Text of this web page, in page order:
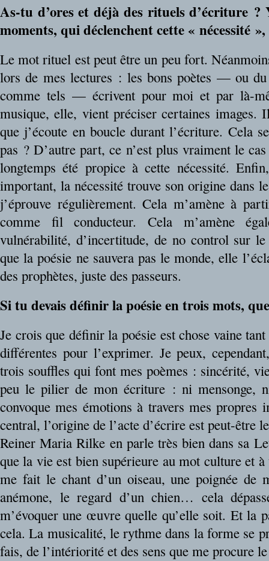
As-tu d’ores et déjà des rituels d’écriture ?
moments, qui déclenchent cette « nécessité
Le mot rituel est peut être un peu fort.
lors de mes lectures : les bons poètes — ou
comme tels — écrivent pour moi et par là-
musique, elle, vient préciser certaines images.
que j’écoute en boucle durant l’écriture. Cela
pas ? D’autre part, ce n’est plus vraiment le
longtemps été propice à cette nécessité.
important, la nécessité trouve son origine dans
j’éprouve régulièrement. Cela m’amène à
comme fil conducteur. Cela m’amène
vulnérabilité, d’incertitude, de no control sur
que la poésie ne sauvera pas le monde, elle
des prophètes, juste des passeurs.
Si tu devais définir la poésie en trois mots,
Je crois que définir la poésie est chose vaine
différentes pour l’exprimer. Je peux,
trois souffles qui font mes poèmes : sincérité,
peu le pilier de mon écriture : ni mensonge,
convoque mes émotions à travers mes propres
central, l’origine de l’acte d’écrire est peut-être
Reiner Maria Rilke en parle très bien dans sa
que la vie est bien supérieure au mot culture et
me fait le chant d’un oiseau, une poignée de
anémone, le regard d’un chien… cela
m’évoquer une œuvre quelle qu’elle soit. Et la
cela. La musicalité, le rythme dans la forme se
fais, de l’intériorité et des sens que me procure